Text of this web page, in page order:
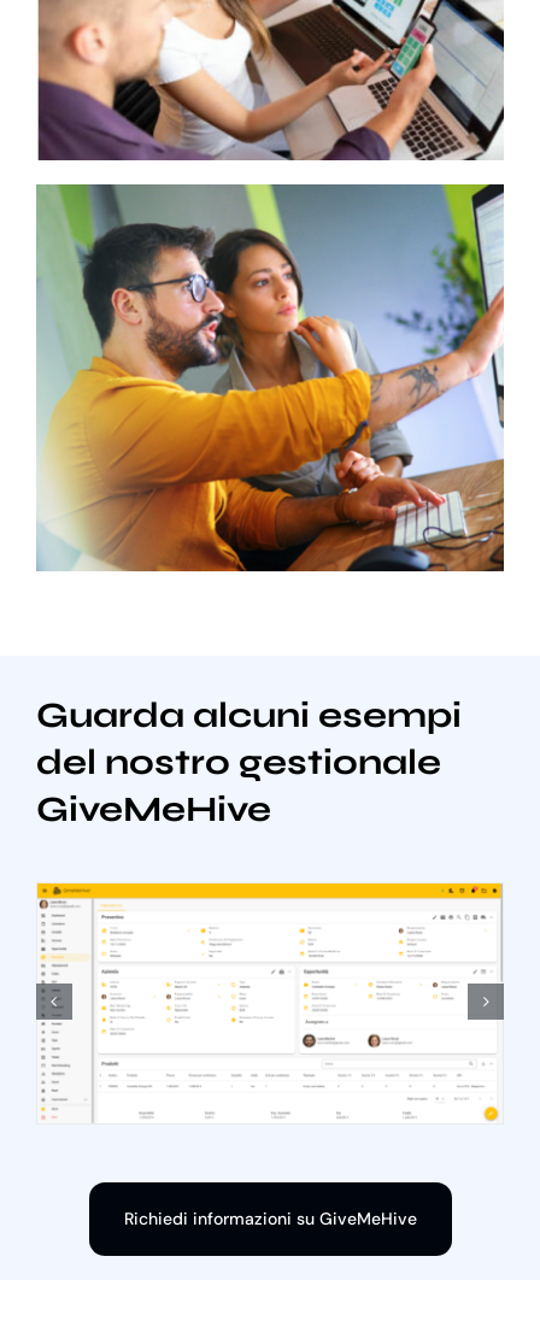
Guarda alcuni esempi
del nostro gestionale
GiveMeHive
Richiedi informazioni su GiveMeHive